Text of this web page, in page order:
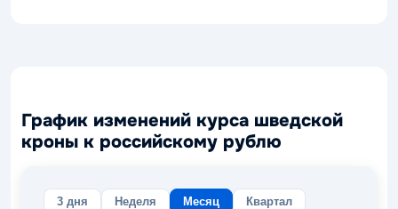
График изменений курса шведской
кроны к российскому рублю
3 дня Неделя Месяц
Квартал